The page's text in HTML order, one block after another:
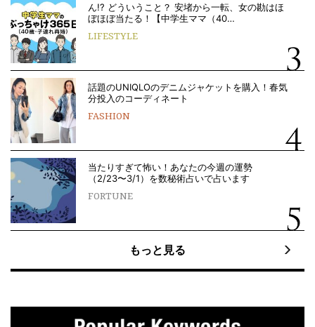
ん!? どういうこと？ 安堵から一転、女の勘はほ
ぼほぼ当たる！【中学生ママ（40…
LIFESTYLE
話題のUNIQLOのデニムジャケットを購入！春気
分投入のコーディネート
FASHION
当たりすぎて怖い！あなたの今週の運勢
（2/23〜3/1）を数秘術占いで占います
FORTUNE
もっと見る